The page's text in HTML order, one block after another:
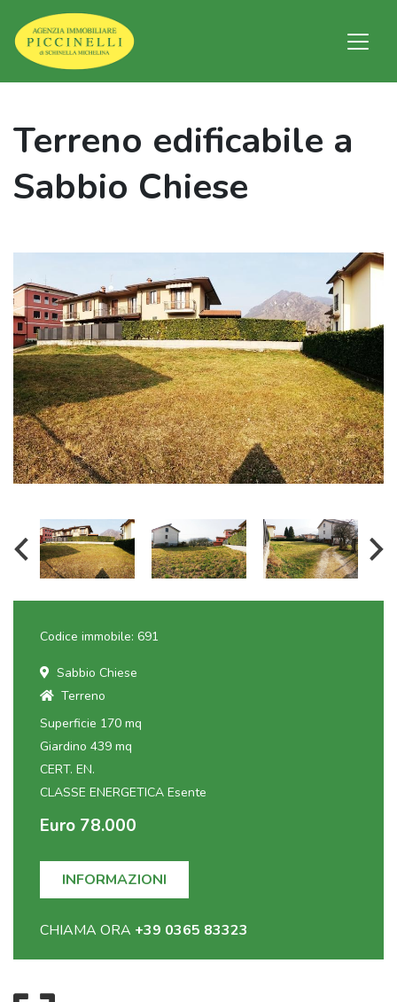
Terreno edificabile a
Sabbio Chiese
Codice immobile: 691
Sabbio Chiese
Terreno
Superficie 170 mq
Giardino 439 mq
CERT. EN.
CLASSE ENERGETICA Esente
Euro 78.000
INFORMAZIONI
CHIAMA ORA +39 0365 83323